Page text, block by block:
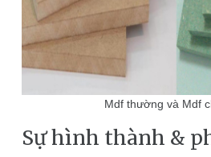
Mdf thường và Mdf
Sự hình thành &